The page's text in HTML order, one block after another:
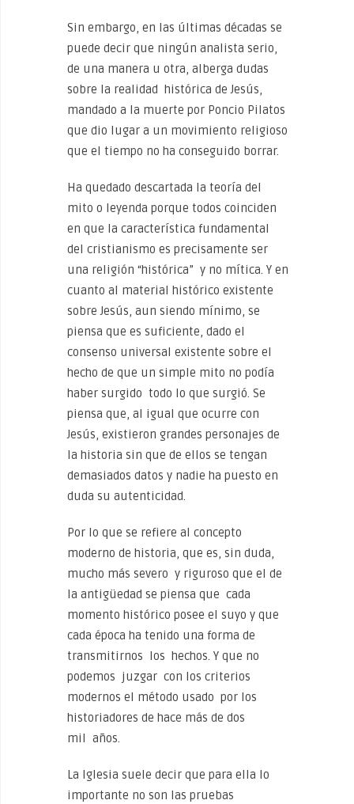
Sin embargo, en las últimas décadas se
puede decir que ningún analista serio,
de una manera u otra, alberga dudas
sobre la realidad histórica de Jesús,
mandado a la muerte por Poncio Pilatos
que dio lugar a un movimiento religioso
que el tiempo no ha conseguido borrar.
Ha quedado descartada la teoría del
mito o leyenda porque todos coinciden
en que la característica fundamental
del cristianismo es precisamente ser
una religión “histórica” y no mítica. Y en
cuanto al material histórico existente
sobre Jesús, aun siendo mínimo, se
piensa que es suficiente, dado el
consenso universal existente sobre el
hecho de que un simple mito no podía
haber surgido todo lo que surgió. Se
piensa que, al igual que ocurre con
Jesús, existieron grandes personajes de
la historia sin que de ellos se tengan
demasiados datos y nadie ha puesto en
duda su autenticidad.
Por lo que se refiere al concepto
moderno de historia, que es, sin duda,
mucho más severo y riguroso que el de
la antigüedad se piensa que cada
momento histórico posee el suyo y que
cada época ha tenido una forma de
transmitirnos los hechos. Y que no
podemos juzgar con los criterios
modernos el método usado por los
historiadores de hace más de dos
mil años.
La Iglesia suele decir que para ella lo
importante no son las pruebas